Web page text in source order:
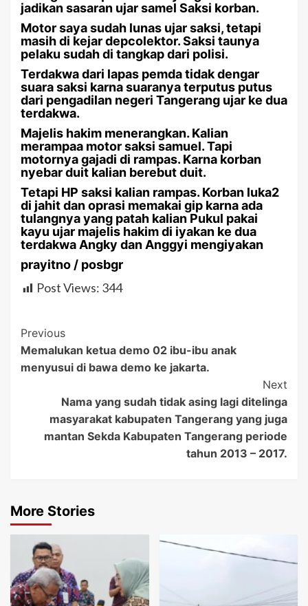
jadikan sasaran ujar samel Saksi korban.
Motor saya sudah lunas ujar saksi, tetapi
masih di kejar depcolektor. Saksi taunya
pelaku sudah di tangkap dari polisi.
Terdakwa dari lapas pemda tidak dengar
suara saksi karna suaranya terputus putus
dari pengadilan negeri Tangerang ujar ke dua
terdakwa.
Majelis hakim menerangkan. Kalian
merampaa motor saksi samuel. Tapi
motornya gajadi di rampas. Karna korban
nyebar duit kalian berebut duit.
Tetapi HP saksi kalian rampas. Korban luka2
di jahit dan oprasi memakai gip karna ada
tulangnya yang patah kalian Pukul pakai
kayu ujar majelis hakim di iyakan ke dua
terdakwa Angky dan Anggyi mengiyakan
prayitno / posbgr
Post Views: 344
Post
Navigation
Previous
Memalukan ketua demo 02 ibu-ibu anak
menyusui di bawa demo ke jakarta.
Next
Nama yang sudah tidak asing lagi ditelinga
masyarakat kabupaten Tangerang yang juga
mantan Sekda Kabupaten Tangerang periode
tahun 2013 – 2017.
More Stories